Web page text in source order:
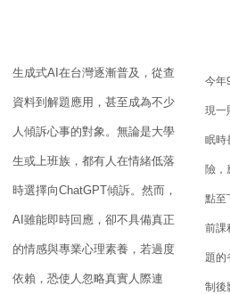
生成式AI 在台灣逐漸普及，從查
資料到解題應用， 甚至成為不少
人傾訴心事的對象。無論是大學
生或上班族， 都有人在情緒低落
時選擇向ChatGPT傾訴。然而，
AI 雖能即時回應，卻不具備真正
的情感與專業心理素養，若過度
依賴， 恐使人忽略真實人際連
今年
現一
眠時
險，
點至
前課
題的
制後